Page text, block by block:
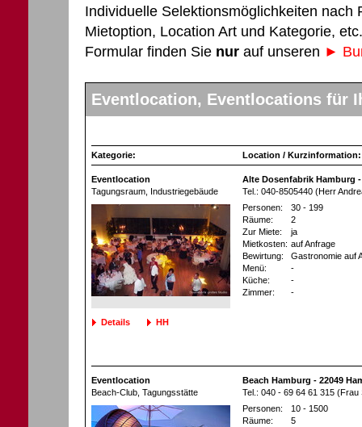
Individuelle Selektionsmöglichkeiten nach
Mietoption, Location Art und Kategorie,
Formular finden Sie nur auf unseren ►
Eventlocation, Eventlocations für
Kategorie: Location / Kurzinformation:
Eventlocation
Tagungsraum , Industriegebäude
Alte Dosenfabrik Hamburg
Tel.: 040-8505440 (Herr
Details HH
Personen:
30 - 199
Räume:
2
Zur Miete:
ja
Mietkosten: auf Anfrage
Bewirtung:
Gastronomie auf
Menü:
-
Küche:
-
Zimmer:
-
Eventlocation
Beach-Club , Tagungsstätte
Beach Hamburg - 22049
Tel.: 040 - 69 64 61 315 (Frau
Personen:
10 - 1500
Räume:
5